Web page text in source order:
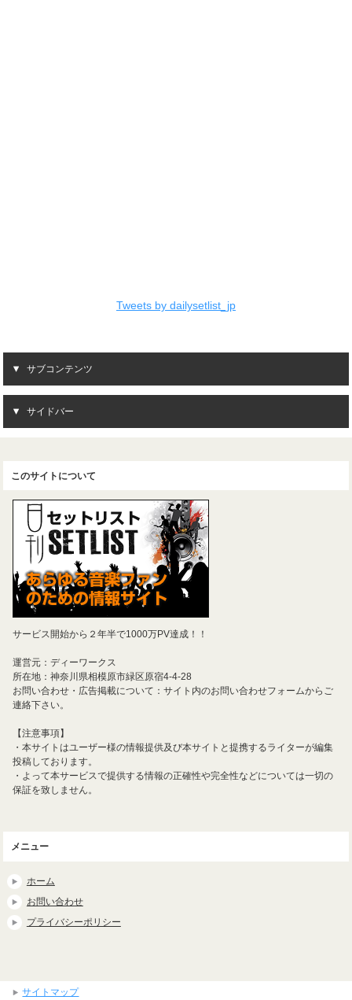
Tweets by dailysetlist_jp
サブコンテンツ
サイドバー
このサイトについて
サービス開始から２年半で1000万PV達成！！
運営元：ディーワークス
所在地：神奈川県相模原市緑区原宿4-4-28
お問い合わせ・広告掲載について：サイト内のお問い合わせフォームからご
連絡下さい。
【注意事項】
・本サイトはユーザー様の情報提供及び本サイトと提携するライターが編集
投稿しております。
・よって本サービスで提供する情報の正確性や完全性などについては一切の
保証を致しません。
メニュー
ホーム
お問い合わせ
プライバシーポリシー
サイトマップ